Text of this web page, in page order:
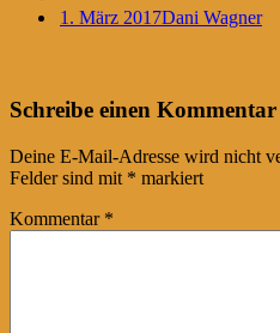
1. März 2017Dani Wagner
Post
navigation
←
Schreibe einen Kommentar
Deine E-Mail-Adresse wird nicht
Felder sind mit * markiert
Kommentar *